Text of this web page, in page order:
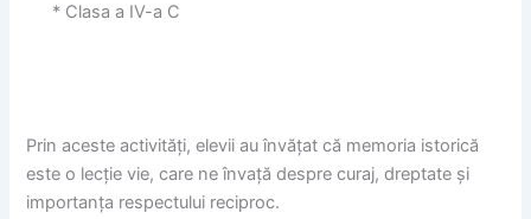
* Clasa a IV-a C
Prin aceste activități, elevii au învățat că memoria istorică
este o lecție vie, care ne învață despre curaj, dreptate și
importanța respectului reciproc.